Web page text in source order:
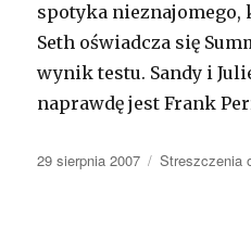
spotyka nieznajomego,
Seth oświadcza się
wynik testu. Sandy i
naprawdę jest Frank
Opublikowano
29 sierpnia 2007 Kategorie
Streszczenia